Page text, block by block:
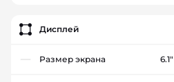
Дисплей
Размер экрана 6.1"